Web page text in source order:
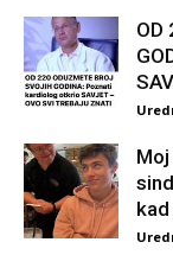
OD
kad